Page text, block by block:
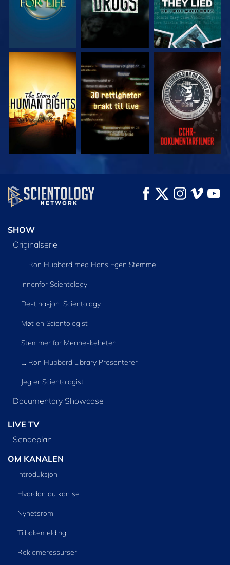
SE SE SE
SE UTFORSK SERIEN
SHOW
Originalserie
L. Ron Hubbard med Hans Egen Stemme
Innenfor Scientology
Destinasjon: Scientology
Møt en Scientologist
Stemmer for Menneskeheten
L. Ron Hubbard Library Presenterer
Jeg er Scientologist
Documentary Showcase
LIVE TV
Sendeplan
OM KANALEN
Introduksjon
Hvordan du kan se
Nyhetsrom
Tilbakemelding
Reklameressurser